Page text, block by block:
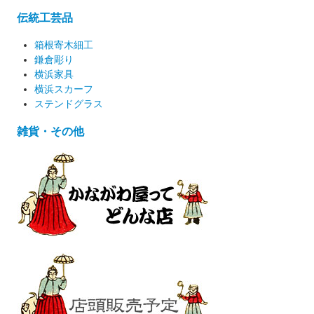
伝統工芸品
箱根寄木細工
鎌倉彫り
横浜家具
横浜スカーフ
ステンドグラス
雑貨・その他